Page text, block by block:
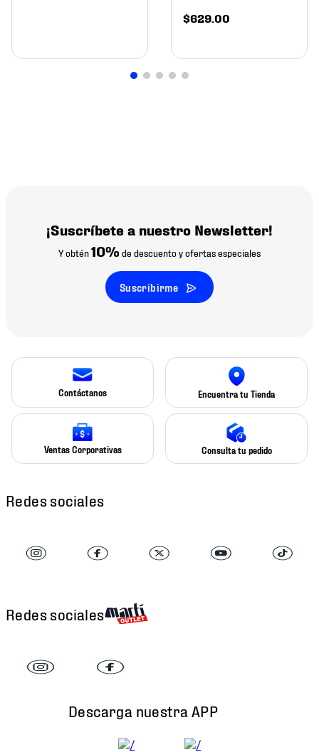
$629 00
¡Suscríbete a nuestro Newsletter!
Y obtén10% de descuento y ofertas especiales
Suscribirme
Contáctanos Encuentra tu Tienda
Ventas Corporativas Consulta tu pedido
Redes sociales
Redes sociales
Descarga nuestra APP